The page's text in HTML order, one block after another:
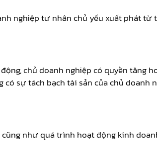
nghiệp tư nhân chủ yếu xuất phát từ
chủ doanh nghiệp có quyền tăng
sự tách bạch tài sản của chủ doanh
như quá trình hoạt động kinh